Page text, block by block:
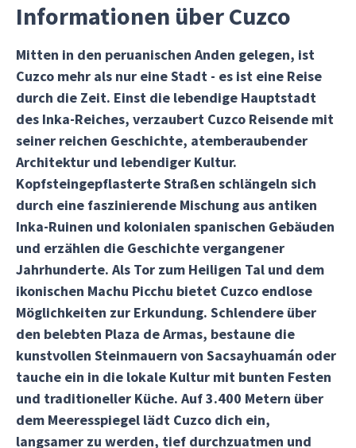
Informationen über Cuzco
Mitten in den peruanischen Anden gelegen, ist
Cuzco mehr als nur eine Stadt - es ist eine Reise
durch die Zeit. Einst die lebendige Hauptstadt
des Inka-Reiches, verzaubert Cuzco Reisende mit
seiner reichen Geschichte, atemberaubender
Architektur und lebendiger Kultur.
Kopfsteingepflasterte Straßen schlängeln sich
durch eine faszinierende Mischung aus antiken
Inka-Ruinen und kolonialen spanischen Gebäuden
und erzählen die Geschichte vergangener
Jahrhunderte. Als Tor zum Heiligen Tal und dem
ikonischen Machu Picchu bietet Cuzco endlose
Möglichkeiten zur Erkundung. Schlendere über
den belebten Plaza de Armas, bestaune die
kunstvollen Steinmauern von Sacsayhuamán oder
tauche ein in die lokale Kultur mit bunten Festen
und traditioneller Küche. Auf 3.400 Metern über
dem Meeresspiegel lädt Cuzco dich ein,
langsamer zu werden, tief durchzuatmen und